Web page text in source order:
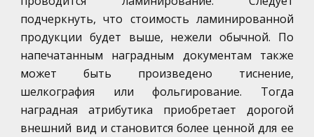
подчеркнуть, что стоимость ламинированной
продукции будет выше, нежели обычной. По
напечатанным наградным документам также
может быть произведено тиснение,
шелкография или фольгирование. Тогда
наградная атрибутика приобретает дорогой
внешний вид и становится более ценной для ее